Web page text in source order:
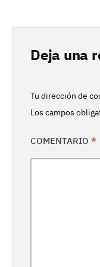
Deja una
Tu dirección de
Los campos
COMENTARIO *